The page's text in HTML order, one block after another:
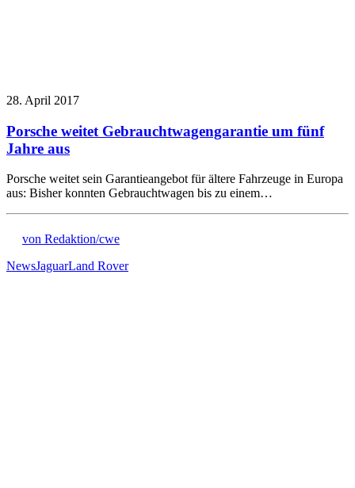
28. April 2017
Porsche weitet Gebrauchtwagengarantie um fünf
Jahre aus
Porsche weitet sein Garantieangebot für ältere Fahrzeuge in Europa
aus: Bisher konnten Gebrauchtwagen bis zu einem…
von Redaktion/cwe
NewsJaguarLand Rover